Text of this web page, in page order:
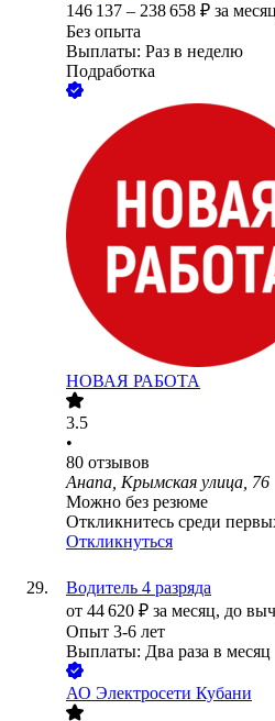
146 137 – 238 658 ₽ за
Без опыта
Выплаты: Раз в неделю
Подработка
НОВАЯ РАБОТА
3.5
•
80 отзывов
Анапа, Крымская улица, 76
Можно без резюме
Откликнитесь среди
Откликнуться
Водитель 4 разряда
от 44 620 ₽ за месяц, до
Опыт 3-6 лет
Выплаты: Два раза в месяц
АО Электросети Кубани